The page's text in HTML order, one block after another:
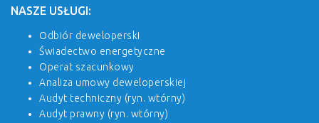
NASZE USŁUGI:
Odbiór deweloperski
Świadectwo energetyczne
Operat szacunkowy
Analiza umowy deweloperskiej
Audyt techniczny (ryn. wtórny)
Audyt prawny (ryn. wtórny)